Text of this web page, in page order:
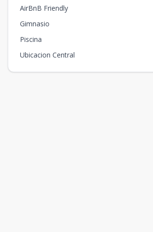
AirBnB Friendly
Gimnasio
Piscina
Ubicacion Central